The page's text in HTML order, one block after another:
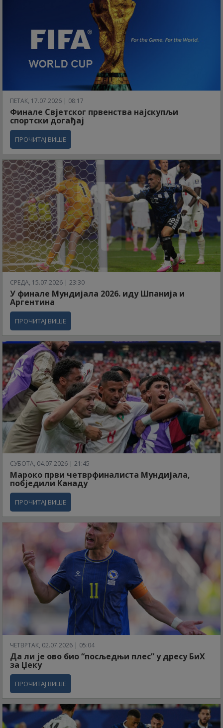
ПЕТАК, 17.07.2026 | 08:17
Финале Свјетског првенства најскупљи
спортски догађај
ПРОЧИТАЈ ВИШЕ
СРЕДА, 15.07.2026 | 23:30
У финале Мундијала 2026. иду Шпанија и
Аргентина
ПРОЧИТАЈ ВИШЕ
СУБОТА, 04.07.2026 | 21:45
Мароко први четврфиналиста Мундијала,
побједили Канаду
ПРОЧИТАЈ ВИШЕ
ЧЕТВРТАК, 02.07.2026 | 05:04
Да ли је ово био “посљедњи плес” у дресу БиХ
за Џеку
ПРОЧИТАЈ ВИШЕ